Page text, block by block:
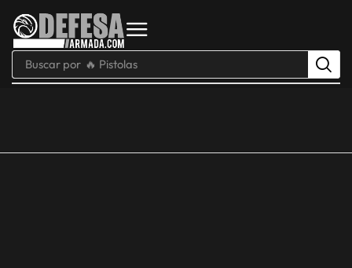
Buscar por 🔥 Pistolas